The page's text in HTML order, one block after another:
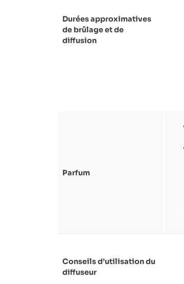
Durées approximatives
de brûlage et de
diffusion
Parfum
Conseils d’utilisation du
diffuseur